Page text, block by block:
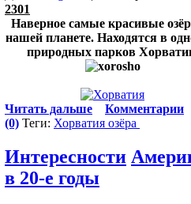
2301
Наверное самые красивые
нашей планете. Находятся в
природных парков
Читать дальше
Комментарии
(0) Теги: Хорватия озёра
Интересности
в 20-е годы